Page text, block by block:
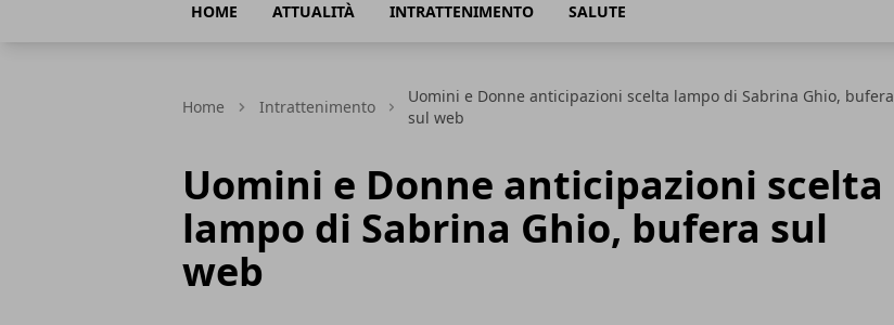
HOME ATTUALITÀ INTRATTENIMENTO SALUTE
Home Intrattenimento
Uomini e Donne anticipazioni scelta lampo di Sabrina Ghio, bufera
sul web
Uomini e Donne anticipazioni scelta
lampo di Sabrina Ghio, bufera sul
web